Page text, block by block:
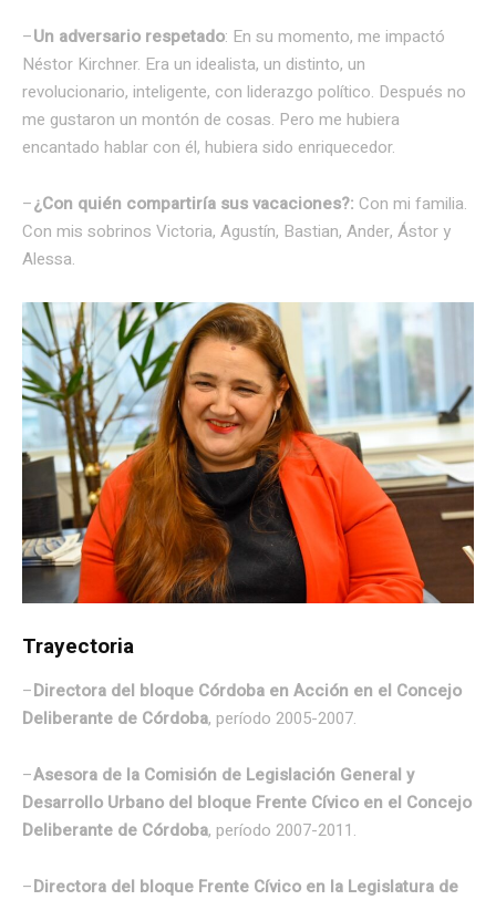
–Un adversario respetado: En su momento, me impactó
Néstor Kirchner. Era un idealista, un distinto, un
revolucionario, inteligente, con liderazgo político. Después no
me gustaron un montón de cosas. Pero me hubiera
encantado hablar con él, hubiera sido enriquecedor.
–¿Con quién compartiría sus vacaciones?: Con mi familia.
Con mis sobrinos Victoria, Agustín, Bastian, Ander, Ástor y
Alessa.
Trayectoria
–Directora del bloque Córdoba en Acción en el Concejo
Deliberante de Córdoba, período 2005-2007.
–Asesora de la Comisión de Legislación General y
Desarrollo Urbano del bloque Frente Cívico en el Concejo
Deliberante de Córdoba, período 2007-2011.
–Directora del bloque Frente Cívico en la Legislatura de